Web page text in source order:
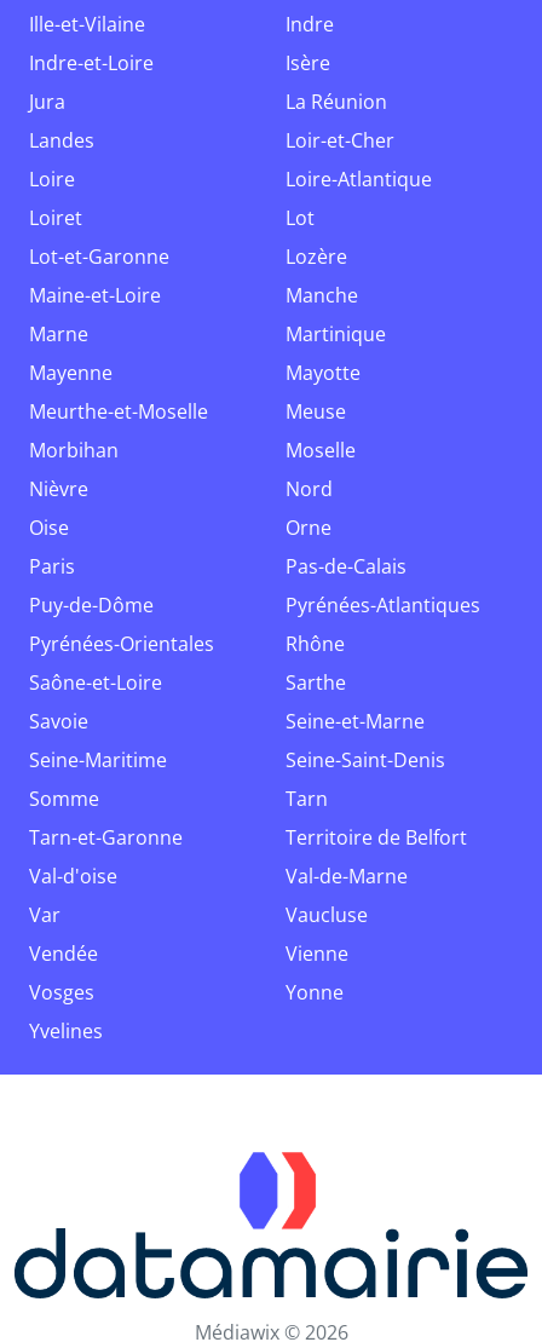
Ille-et-Vilaine
Indre
Indre-et-Loire
Isère
Jura
La Réunion
Landes
Loir-et-Cher
Loire
Loire-Atlantique
Loiret
Lot
Lot-et-Garonne
Lozère
Maine-et-Loire
Manche
Marne
Martinique
Mayenne
Mayotte
Meurthe-et-Moselle
Meuse
Morbihan
Moselle
Nièvre
Nord
Oise
Orne
Paris
Pas-de-Calais
Puy-de-Dôme
Pyrénées-Atlantiques
Pyrénées-Orientales
Rhône
Saône-et-Loire
Sarthe
Savoie
Seine-et-Marne
Seine-Maritime
Seine-Saint-Denis
Somme
Tarn
Tarn-et-Garonne
Territoire de Belfort
Val-d'oise
Val-de-Marne
Var
Vaucluse
Vendée
Vienne
Vosges
Yonne
Yvelines
Médiawix © 2026